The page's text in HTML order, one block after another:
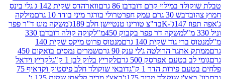
קרם דובדבן 86 גרם
ווארהדס שקית 142 ג גלי בינס
דבש 30 גרם עמק חפר
טרולי בורגר מיני בודד 10 גרם
מילקה
בד"צ טורינו טנטיישן חלב 189ג'
משקה מוגז ד"ר פפר
משקה דר פפר בקבוק 450מ"ל
קוקה קולה דובדבן 330
גוד שקית 140 גרם
מנטוס פרוט מיקס שקית 140
הרולטה ג'לי ענק 90 גרם
שמרים נמסים בואקום 450
אפרסק 500 גרם
לקריץ בלוק לבן 1 ק"ג
לקריץ וידאל
הדר 1 ק"ג
דובאי שוקולד חלב פיסטוק וקדאיף 75